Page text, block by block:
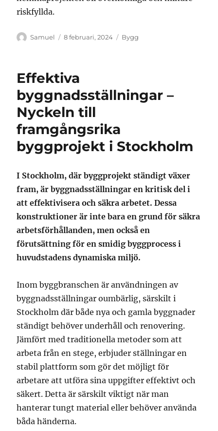
riskfyllda.
Författare
Samuel
Publicerat
8 februari, 2024 Kategorier
Bygg
Effektiva
byggnadsställningar –
Nyckeln till
framgångsrika
byggprojekt i Stockholm
I Stockholm, där byggprojekt ständigt växer
fram, är byggnadsställningar en kritisk del i
att effektivisera och säkra arbetet. Dessa
konstruktioner är inte bara en grund för säkra
arbetsförhållanden, men också en
förutsättning för en smidig byggprocess i
huvudstadens dynamiska miljö.
Inom byggbranschen är användningen av
byggnadsställningar oumbärlig, särskilt i
Stockholm där både nya och gamla byggnader
ständigt behöver underhåll och renovering.
Jämfört med traditionella metoder som att
arbeta från en stege, erbjuder ställningar en
stabil plattform som gör det möjligt för
arbetare att utföra sina uppgifter effektivt och
säkert. Detta är särskilt viktigt när man
hanterar tungt material eller behöver använda
båda händerna.